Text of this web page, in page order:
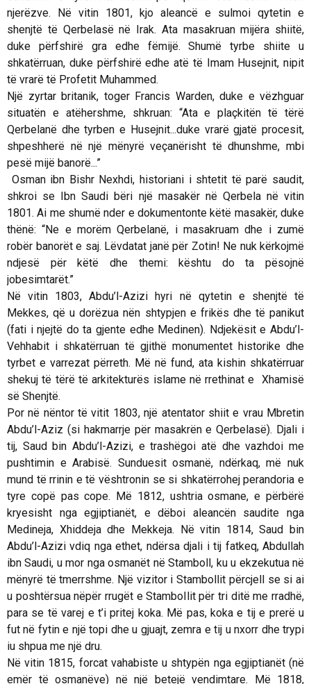
njerëzve. Në vitin 1801, kjo aleancë e sulmoi qytetin e
shenjtë të Qerbelasë në Irak. Ata masakruan mijëra shiitë,
duke përfshirë gra edhe fëmijë. Shumë tyrbe shiite u
shkatërruan, duke përfshirë edhe atë të Imam Husejnit, nipit
të vrarë të Profetit Muhammed.
Një zyrtar britanik, toger Francis Warden, duke e vëzhguar
situatën e atëhershme, shkruan: “Ata e plaçkitën të tërë
Qerbelanë dhe tyrben e Husejnit...duke vrarë gjatë procesit,
shpeshherë në një mënyrë veçanërisht të dhunshme, mbi
pesë mijë banorë...”
Osman ibn Bishr Nexhdi, historiani i shtetit të parë saudit,
shkroi se Ibn Saudi bëri një masakër në Qerbela në vitin
1801. Ai me shumë nder e dokumentonte këtë masakër, duke
thënë:“Ne e morëm Qerbelanë, i masakruam dhe i zumë
robër banorët e saj. Lëvdatat janë për Zotin! Ne nuk kërkojmë
ndjesë për këtë dhe themi: kështu do ta pësojnë
jobesimtarët.”
Në vitin 1803, Abdu’l-Azizi hyri në qytetin e shenjtë të
Mekkes, që u dorëzua nën shtypjen e frikës dhe të panikut
(fati i njejtë do ta gjente edhe Medinen). Ndjekësit e Abdu’l-
Vehhabit i shkatërruan të gjithë monumentet historike dhe
tyrbet e varrezat përreth. Më në fund, ata kishin shkatërruar
shekuj të tërë të arkitekturës islame në rrethinat e Xhamisë
së Shenjtë.
Por në nëntor të vitit 1803, një atentator shiit e vrau Mbretin
Abdu’l-Aziz (si hakmarrje për masakrën e Qerbelasë). Djali i
tij, Saud bin Abdu’l-Azizi, e trashëgoi atë dhe vazhdoi me
pushtimin e Arabisë. Sunduesit osmanë, ndërkaq, më nuk
mund të rrinin e të vështronin se si shkatërrohej perandoria e
tyre copë pas cope. Më 1812, ushtria osmane, e përbërë
kryesisht nga egjiptianët, e dëboi aleancën saudite nga
Medineja, Xhiddeja dhe Mekkeja. Në vitin 1814, Saud bin
Abdu’l-Azizi vdiq nga ethet, ndërsa djali i tij fatkeq, Abdullah
ibn Saudi, u mor nga osmanët në Stamboll, ku u ekzekutua në
mënyrë të tmerrshme. Një vizitor i Stambollit përcjell se si ai
u poshtërsua nëpër rrugët e Stambollit për tri ditë me rradhë,
para se të varej e t’i pritej koka. Më pas, koka e tij e prerë u
fut në fytin e një topi dhe u gjuajt, zemra e tij u nxorr dhe trypi
iu shpua me një dru.
Në vitin 1815, forcat vahabiste u shtypën nga egjiptianët (në
emër të osmanëve) në një betejë vendimtare. Më 1818,